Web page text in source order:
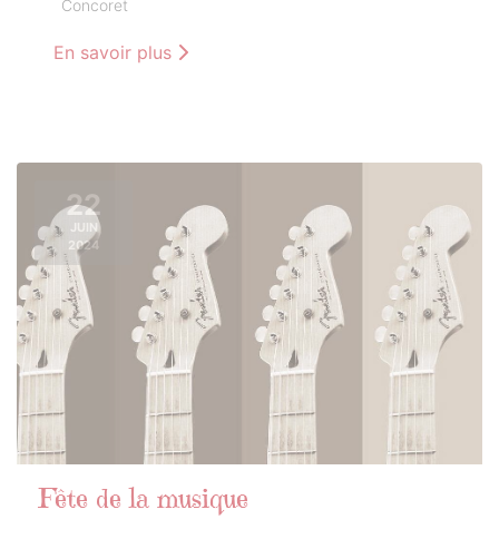
Concoret
En savoir plus
22
JUIN
2024
Fête de la musique